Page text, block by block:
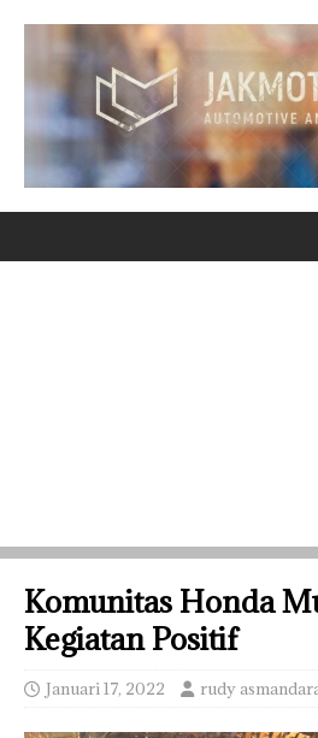
Komunitas Honda
Kegiatan Positif
Januari 17, 2022 rudy